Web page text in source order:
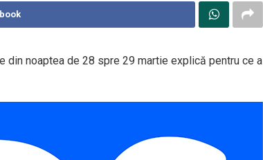
din noaptea de 28 spre 29 martie explică pentru ce a